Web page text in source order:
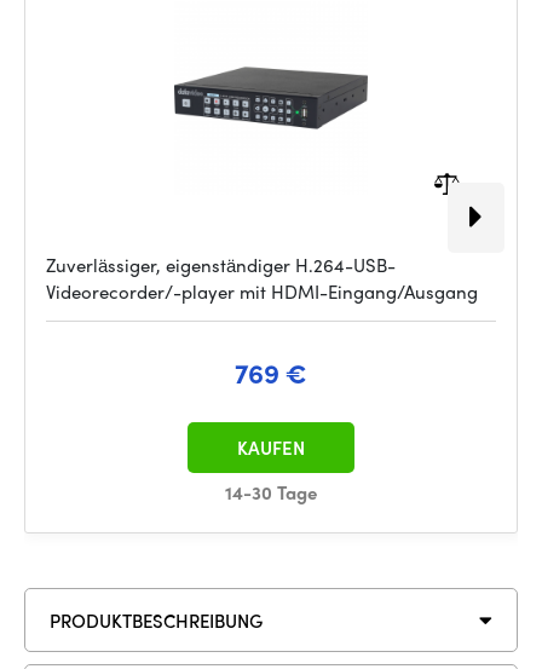
Zuverlässiger, eigenständiger H.264-USB-
Videorecorder/-player mit HDMI-Eingang/Ausgang
769 €
14-30 Tage
KAUFEN
PRODUKTBESCHREIBUNG